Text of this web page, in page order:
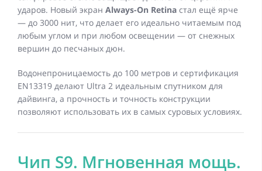
ударов. Новый экран Always-On Retina стал ещё ярче
— до 3000 нит, что делает его идеально читаемым под
любым углом и при любом освещении — от снежных
вершин до песчаных дюн.
Водонепроницаемость до 100 метров и сертификация
EN13319 делают Ultra 2 идеальным спутником для
дайвинга, а прочность и точность конструкции
позволяют использовать их в самых суровых условиях.
Чип S9. Мгновенная мощь.